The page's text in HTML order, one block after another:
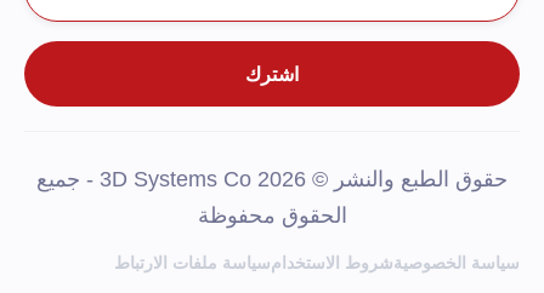
حقوق الطبع والنشر © 2026 3D Systems Co - جميع
الحقوق محفوظة
الخصوصيةشروط الاستخدامسياسة ملفات الارتباط